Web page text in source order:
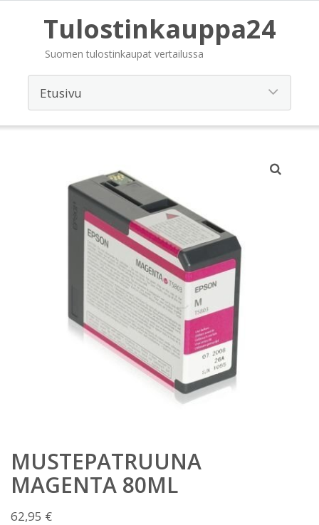
Tulostinkauppa24
Suomen tulostinkaupat vertailussa
MUSTEPATRUUNA
MAGENTA 80ML
62,95 €